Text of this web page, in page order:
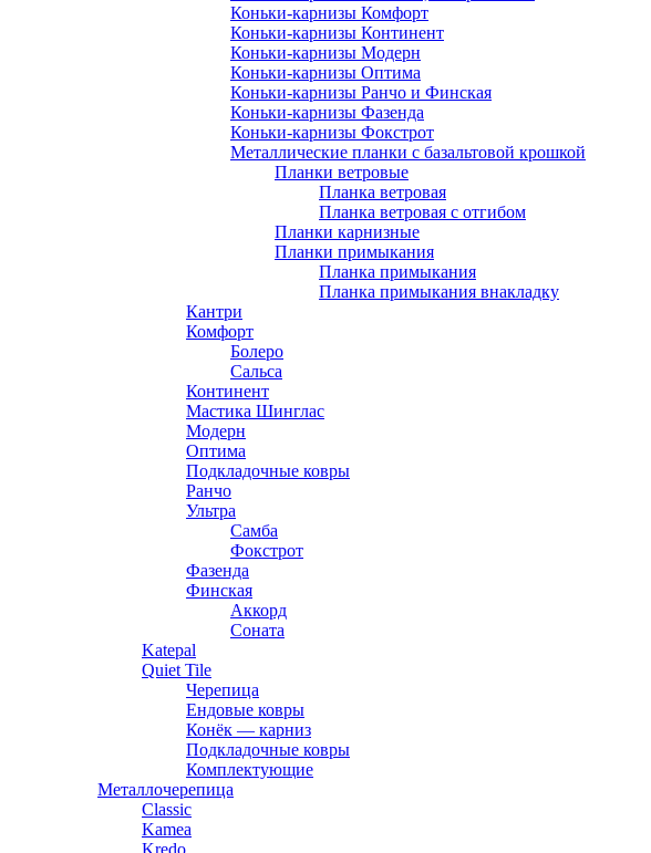
Коньки-карнизы Комфорт
Коньки-карнизы Континент
Коньки-карнизы Модерн
Коньки-карнизы Оптима
Коньки-карнизы Ранчо и Финская
Коньки-карнизы Фазенда
Коньки-карнизы Фокстрот
Металлические планки с базальтовой крошкой
Планки ветровые
Планка ветровая
Планка ветровая с отгибом
Планки карнизные
Планки примыкания
Планка примыкания
Планка примыкания внакладку
Кантри
Комфорт
Болеро
Сальса
Континент
Мастика Шинглас
Модерн
Оптима
Подкладочные ковры
Ранчо
Ультра
Самба
Фокстрот
Фазенда
Финская
Аккорд
Соната
Katepal
Quiet Tile
Черепица
Ендовые ковры
Конёк — карниз
Подкладочные ковры
Комплектующие
Металлочерепица
Classic
Kamea
Kredo